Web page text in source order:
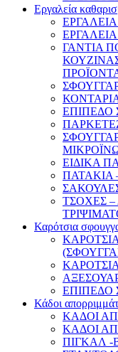
Εργαλεία
ΓΑΝΤΙΑ
ΕΠΙΠΕΔΟ
ΕΙΔΙΚΑ
ΠΑΤΑΚΙΑ
ΤΣΟΧΕΣ –
Καρότσια
ΕΠΙΠΕΔΟ
Κάδοι
ΚΑΔΟΙ
ΚΑΔΟΙ
ΠΙΓΚΑΛ -